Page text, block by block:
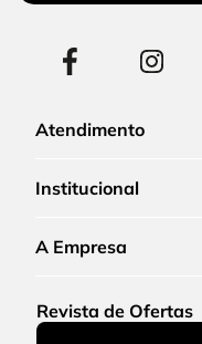
Atendimento
Institucional
A Empresa
Revista de Ofertas